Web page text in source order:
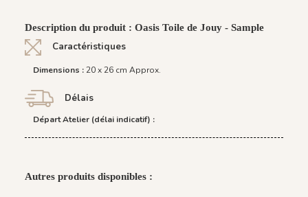
Description du produit : Oasis Toile de Jouy - Sample
Caractéristiques
Dimensions :20 x 26 cm Approx.
Délais
Départ Atelier (délai indicatif) :
Autres produits disponibles :